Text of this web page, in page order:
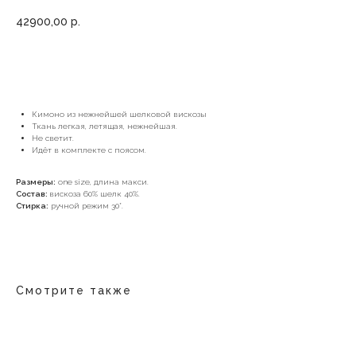
42900,00 р.
Кимоно из нежнейшей шелковой вискозы
Ткань легкая, летящая, нежнейшая.
Не светит.
Идёт в комплекте с поясом.
Размеры: one size, длина макси.
Состав: вискоза 60% шелк 40%.
Стирка: ручной режим 30*.
Смотрите также